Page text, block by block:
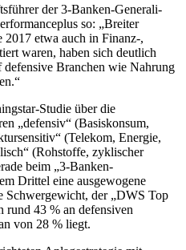
der 3-Banken-Generali-
so: „Breiter
etwa auch in Finanz-,
waren, haben sich deutlich
defensive Branchen wie Nahrung
Studie über die
„defensiv“ (Basiskonsum,
(Telekom, Energie,
(Rohstoffe, zyklischer
beim „3-Banken-
Drittel eine ausgewogene
Schwergewicht, der „DWS Top
43 % an defensiven
von 28 % liegt.